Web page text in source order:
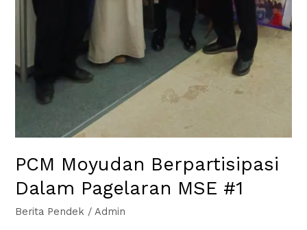
PCM Moyudan Berpartisipasi
Dalam Pagelaran MSE #1
Berita Pendek /Admin